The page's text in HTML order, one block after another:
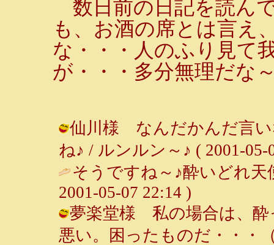
数日前の日記を読ん
も、お酒の席とは言え
な・・・人のふり見て
が・・・多分無理だな
仙川様 なんだかんだ言い
ね♪ / ルンルン～♪ ( 2001-05-
そうですね～♪酔いどれ
2001-05-07 22:14 )
夢楽堂様 私の場合は、酔
悪い。困ったものだ・・・